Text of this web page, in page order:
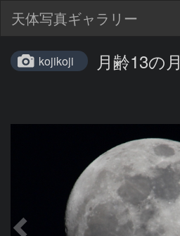
天体写真ギャラリー
kojikoji 月齢13の月